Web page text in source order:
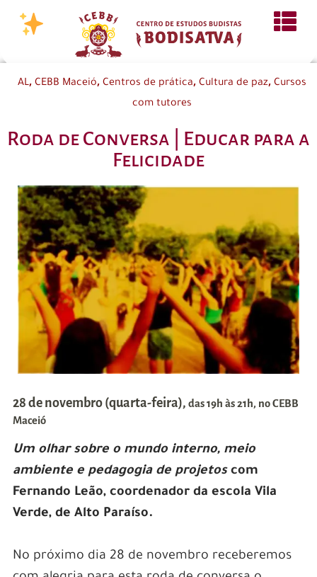
AL, CEBB Maceió, Centros de prática, Cultura de paz, Cursos
com tutores
Roda de Conversa | Educar para a
Felicidade
28 de novembro (quarta-feira), das 19h às 21h, no CEBB
Maceió
Um olhar sobre o mundo interno, meio
ambiente e pedagogia de projetos com
Fernando Leão, coordenador da escola Vila
Verde, de Alto Paraíso.
No próximo dia 28 de novembro receberemos